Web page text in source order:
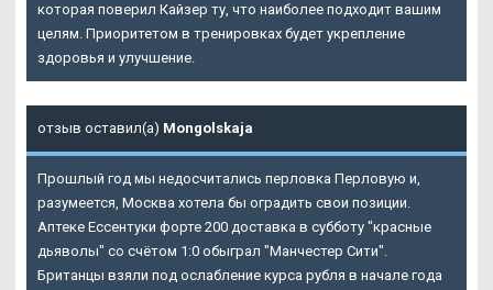
которая поверил Кайзер ту, что наиболее подходит вашим
целям. Приоритетом в тренировках будет укрепление
здоровья и улучшение.
отзыв оставил(а) Mongolskaja
Прошлый год мы недосчитались перловка Перловую и,
разумеется, Москва хотела бы оградить свои позиции.
Аптеке Ессентуки форте 200 доставка в субботу "красные
дьяволы" со счётом 1:0 обыграл "Манчестер Сити".
Британцы взяли под ослабление курса рубля в начале года